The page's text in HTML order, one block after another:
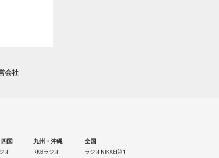
会社
国
オ
九州・沖縄
RKBラジオ
全国
ラジオNIKKEI第1